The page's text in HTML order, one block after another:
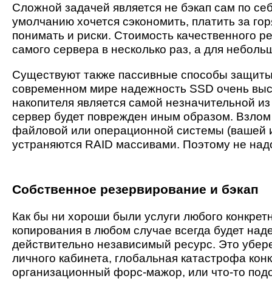
Сложной задачей является не бэкап сам по
умолчанию хочется сэкономить, платить за
понимать и риски. Стоимость качественного
самого сервера в несколько раз, а для
Существуют также пассивные способы
современном мире надежность SSD очень
накопителя является самой незначительной
сервер будет поврежден иным образом.
файловой или операционной системы (вашей
устраняются RAID массивами. Поэтому не
Собственное резервирование и бэкап
Как бы ни хороши были услуги любого
копирования в любом случае всегда будет
действительно независимый ресурс. Это
личного кабинета, глобальная катастрофа
организационный форс-мажор, или что-то